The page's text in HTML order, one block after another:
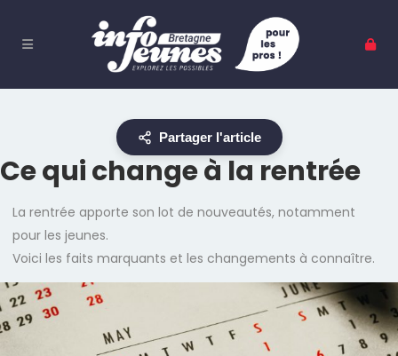
Partager l'article
Ce qui change à la rentrée
La rentrée apporte son lot de nouveautés, notamment
pour les jeunes.
Voici les faits marquants et les changements à connaître.